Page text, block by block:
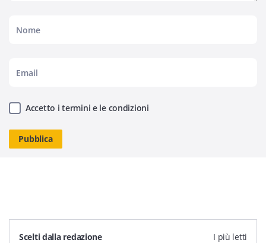
Accetto i termini e le condizioni
Scelti dalla redazione I più letti